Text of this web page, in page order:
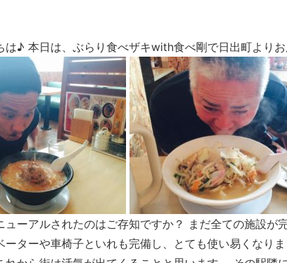
は♪ 本日は、ぶらり食べザキwith食べ剛で日出町より
ューアルされたのはご存知ですか？ まだ全ての施設が
ーターや車椅子といれも完備し、とても使い易くなり